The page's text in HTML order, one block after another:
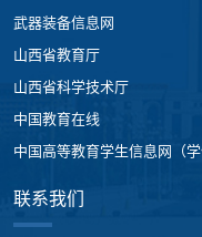
武器装备信息网
山西省教育厅
山西省科学技术厅
中国教育在线
中国高等教育学生信息网（学
联系我们